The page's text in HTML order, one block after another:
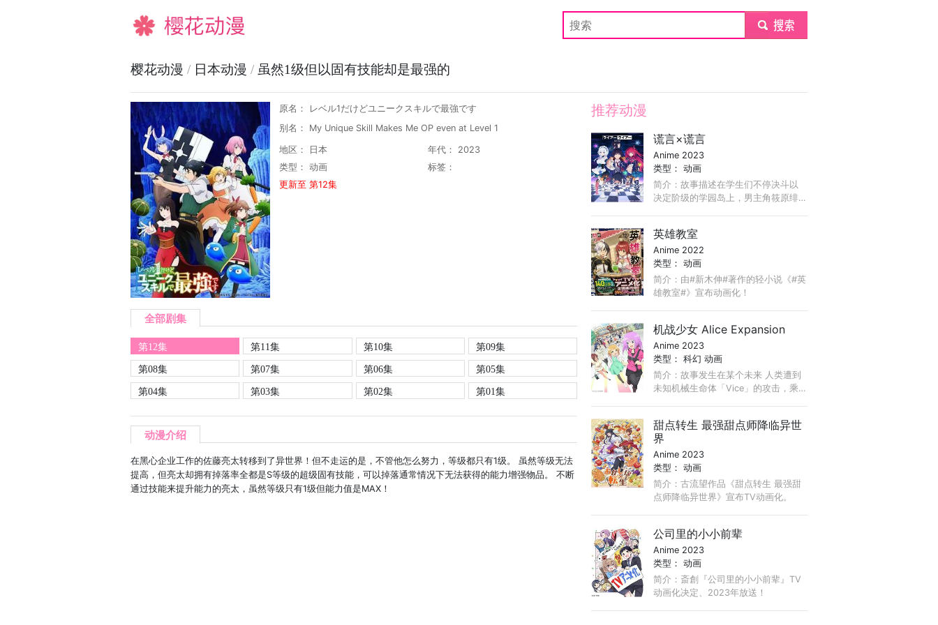
樱花动漫 submit
樱花动漫 / 日本动漫 / 虽然1级但以固有技能却是最强的
原名： レベル1だけどユニークスキルで最強です
别名： My Unique Skill Makes Me OP even at Level 1
地区： 日本
年代： 2023
类型： 动画
标签：
更新至 第12集
全部剧集
第12集 第11集 第10集
第09集
第08集
第07集 第06集
第05集
第04集
第03集 第02集 第01集
动漫介绍
在黑心企业工作的佐藤亮太转移到了异世界！但不走运的是，不管他怎么努力，等级都只有1级。 虽然等级无法
提高，但亮太却拥有掉落率全都是S等级的超级固有技能，可以掉落通常情况下无法获得的能力增强物品。 不断
通过技能来提升能力的亮太，虽然等级只有1级但能力值是MAX！
推荐动漫
谎言×谎言
Anime 2023
类型：动画
简介：故事描述在学生们不停决斗以
决定阶级的学园岛上，男主角筱原绯
年的绝对王者「彩园寺更纱」。 ...
英雄教室
Anime 2022
类型：动画
简介：由#新木伸#著作的轻小说《#英
雄教室#》宣布动画化！
机战少女 Alice Expansion
Anime 2023
类型：科幻 动画
简介：故事发生在某个未来 人类遭到
未知机械生命体「Vice」的攻击，乘
「Actress」们对抗持续来犯的敌人 为
拯救人类而战吧！
甜点转生 最强甜点师降临异世
界
Anime 2023
类型：动画
简介：古流望作品《甜点转生 最强甜
点师降临异世界》宣布TV动画化。
公司里的小小前辈
Anime 2023
类型：动画
简介：斎創『公司里的小小前辈』TV
动画化决定、2023年放送！